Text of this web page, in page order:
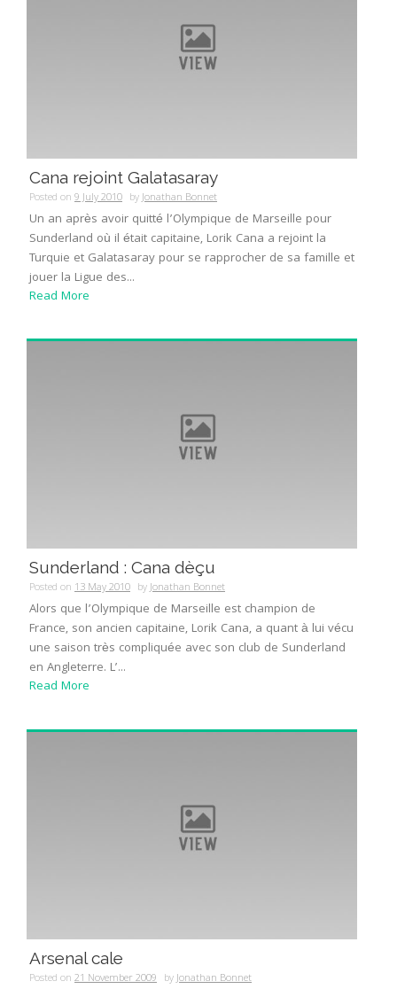
Cana rejoint Galatasaray
Posted on 9 July 2010 byJonathan Bonnet
Un an après avoir quitté l’Olympique de Marseille pour
Sunderland où il était capitaine, Lorik Cana a rejoint la
Turquie et Galatasaray pour se rapprocher de sa famille et
jouer la Ligue des...
Read More
Sunderland : Cana dèçu
Posted on 13 May 2010 byJonathan Bonnet
Alors que l’Olympique de Marseille est champion de
France, son ancien capitaine, Lorik Cana, a quant à lui vécu
une saison très compliquée avec son club de Sunderland
en Angleterre. L’...
Read More
Arsenal cale
Posted on 21 November 2009 byJonathan Bonnet